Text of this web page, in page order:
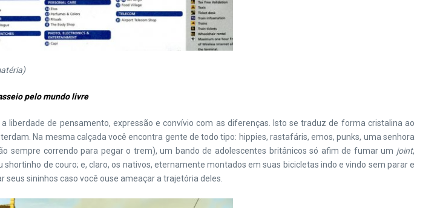
pelo mundo livre
de pensamento, expressão e convívio com as diferenças. Isto se traduz de forma cristalina ao
Na mesma calçada você encontra gente de todo tipo: hippies, rastafáris, emos, punks, uma senhora
sempre correndo para pegar o trem), um bando de adolescentes britânicos só afim de fumar um joint,
de couro; e, claro, os nativos, eternamente montados em suas bicicletas indo e vindo sem parar e
sininhos caso você ouse ameaçar a trajetória deles.